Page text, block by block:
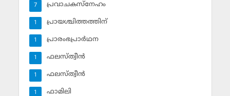
പ്രവാചകസ്‌നേഹം
7
പ്രായശ്ചിത്തത്തിന്
1
പ്രാരംഭപ്രാര്‍ഥന
1
ഫലസ്ത്വീൻ
1
ഫലസ്ത്വീൻ
1
ഫാമിലി
1